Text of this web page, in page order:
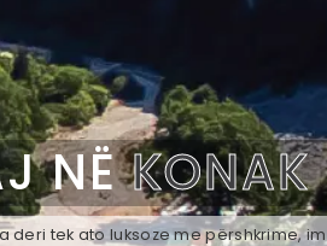
NËKONAK
tek ato luksoze me përshkrime,